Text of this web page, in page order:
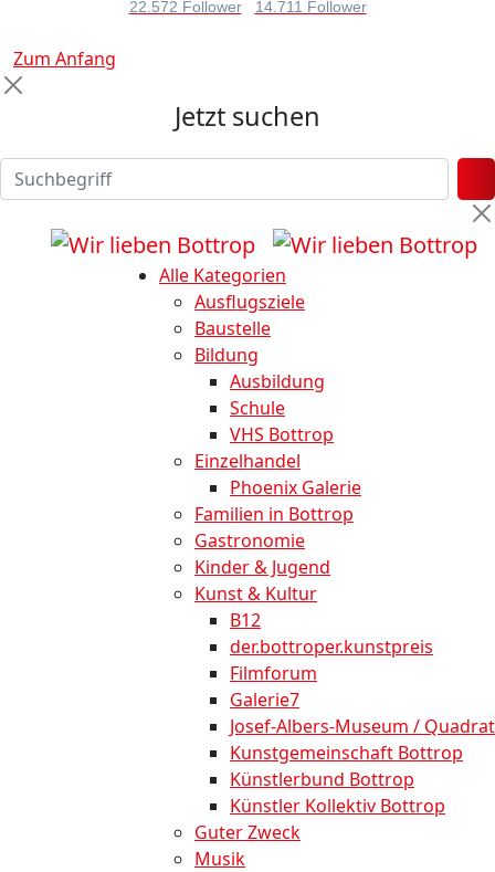
22.572 Follower 14.711 Follower
Zum Anfang
Jetzt suchen
Alle Kategorien
Ausflugsziele
Baustelle
Bildung
Ausbildung
Schule
VHS Bottrop
Einzelhandel
Phoenix Galerie
Familien in Bottrop
Gastronomie
Kinder & Jugend
Kunst & Kultur
B12
der.bottroper.kunstpreis
Filmforum
Galerie7
Josef-Albers-Museum / Quadrat
Kunstgemeinschaft Bottrop
Künstlerbund Bottrop
Künstler Kollektiv Bottrop
Guter Zweck
Musik